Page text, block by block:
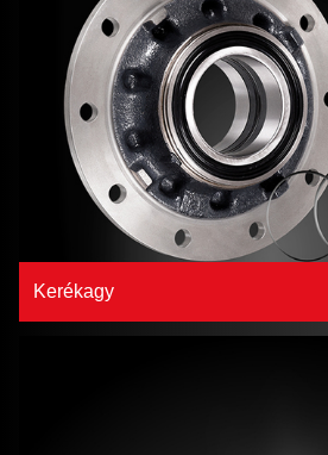
Kerékagy